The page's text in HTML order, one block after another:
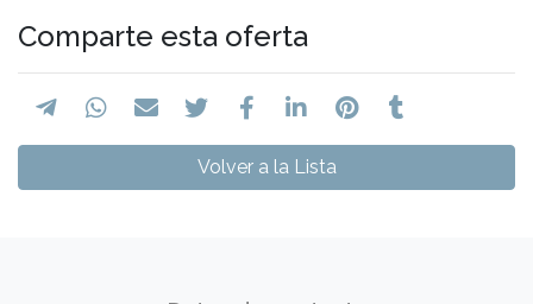
Comparte esta oferta
Volver a la Lista